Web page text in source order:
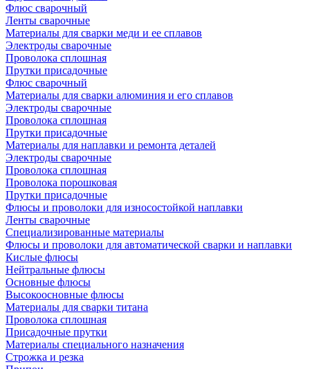
Флюс сварочный
Ленты сварочные
Материалы для сварки меди и ее сплавов
Электроды сварочные
Проволока сплошная
Прутки присадочные
Флюс сварочный
Материалы для сварки алюминия и его сплавов
Электроды сварочные
Проволока сплошная
Прутки присадочные
Материалы для наплавки и ремонта деталей
Электроды сварочные
Проволока сплошная
Проволока порошковая
Прутки присадочные
Флюсы и проволоки для износостойкой наплавки
Ленты сварочные
Специализированные материалы
Флюсы и проволоки для автоматической сварки и наплавки
Кислые флюсы
Нейтральные флюсы
Основные флюсы
Высокоосновные флюсы
Материалы для сварки титана
Проволока сплошная
Присадочные прутки
Материалы специального назначения
Строжка и резка